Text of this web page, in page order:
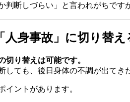
判断しづらい」と言われがちです
人身事故」に切り替え
切り替えは可能です。
しても、後日身体の不調が出て
イントがあります。